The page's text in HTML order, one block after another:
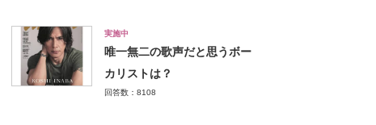
実施中
唯一無二の歌声だと思うボー
カリストは？
回答数：8108